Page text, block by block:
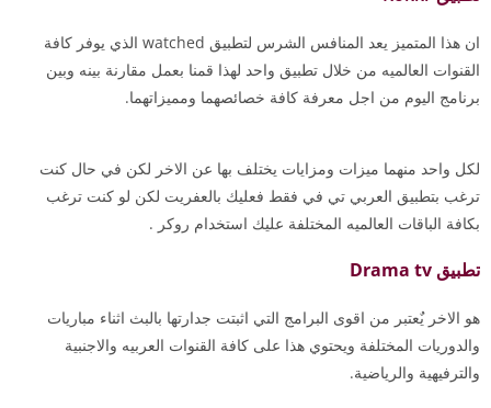
ان هذا المتميز يعد المنافس الشرس لتطبيق watched الذي يوفر كافة
القنوات العالميه من خلال تطبيق واحد لهذا قمنا بعمل مقارنة بينه وبين
برنامج اليوم من اجل معرفة كافة خصائصهما ومميزاتهما.
لكل واحد منهما ميزات ومزايات يختلف بها عن الاخر لكن في حال كنت
ترغب بتطبيق العربي تي في فقط فعليك بالعفريت لكن لو كنت ترغب
بكافة الباقات العالميه المختلفة عليك استخدام روكر .
تطبيق Drama tv
هو الاخر يٌعتبر من اقوى البرامج التي اثبتت جدارتها بالبث اثناء مباريات
والدوريات المختلفة ويحتوي هذا على كافة القنوات العربيه والاجنبية
والترفيهية والرياضية.